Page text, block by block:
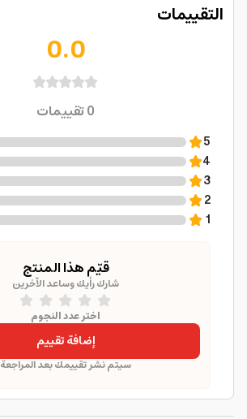
التقييمات
0.0
0تقييمات
5
4
3
2
1
قيّم هذا المنتج
شارك رأيك وساعد الآخرين
اختر عدد النجوم
إضافة تقييم
سيتم نشر تقييمك بعد المراجعة